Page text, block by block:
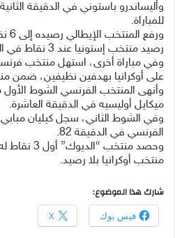
وأليساندرو باستوني في الدقيقة
للمباراة.
رصيد منتخب إستونيا عند 3 نقاط في المركز الرابع.
وفي مباراة أخرى، استهل منتخب
على أوكرانيا بهدفين نظيفين، ضمن
وأنهى المنتخب الفرنسي الشوط
ميكايل أوليسيه في الدقيقة العاشرة.
وفي الشوط الثاني، سجل كيليان
الفرنسي في الدقيقة 82.
وحصد منتخب
منتخب أوكرانيا بلا رصيد.
شارك هذا الموضوع:
فيس بوك X